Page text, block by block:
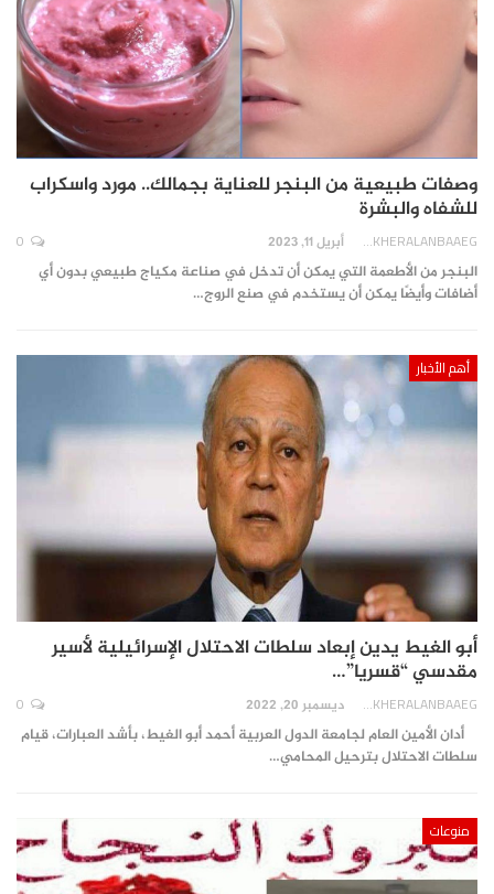
وصفات طبيعية من البنجر للعناية بجمالك.. مورد واسكراب
للشفاه والبشرة
AKHERALANBAAEG أبريل 11, 2023
البنجر من الأطعمة التي يمكن أن تدخل في صناعة مكياج طبيعي بدون أي
أضافات وأيضًا يمكن أن يستخدم في صنع الروج…
أهم الأخبار
أبو الغيط يدين إبعاد سلطات الاحتلال الإسرائيلية لأسير
مقدسي “قسريا”…
AKHERALANBAAEG ديسمبر 20, 2022
أدان الأمين العام لجامعة الدول العربية أحمد أبو الغيط، بأشد العبارات، قيام
سلطات الاحتلال بترحيل المحامي…
منوعات